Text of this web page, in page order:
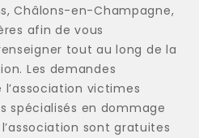
Châlons-en-Champagne,
afin de vous
tout au long de la
Les demandes
victimes
spécialisés en dommage
sont gratuites